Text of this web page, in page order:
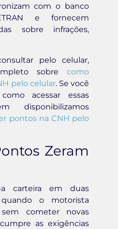
com o banco
e fornecem
sobre infrações,
pelo celular,
sobre como
pelo celular. Se você
acessar essas
disponibilizamos
pontos na CNH pelo
Zeram
carteira em duas
o motorista
cometer novas
as exigências